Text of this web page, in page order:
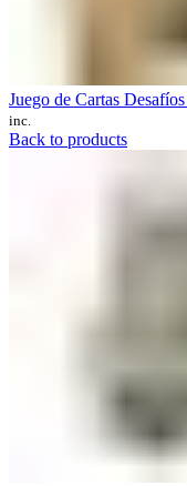
Juego de Cartas
inc.
Back to products